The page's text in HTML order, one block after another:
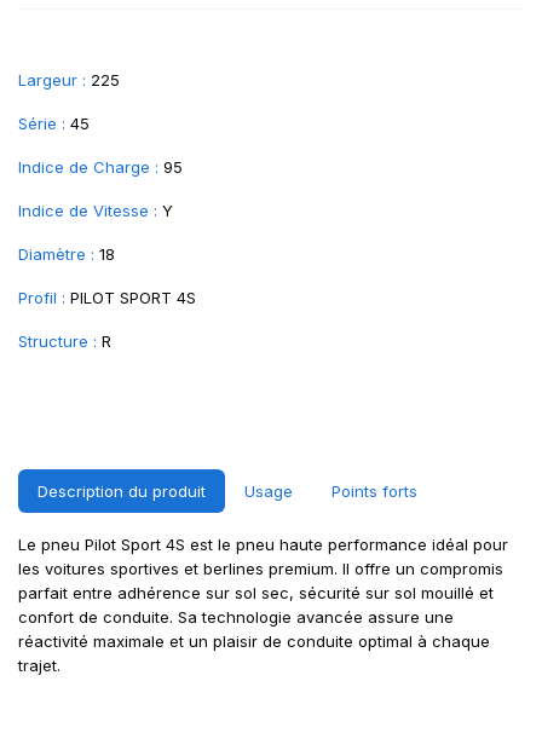
Largeur : 225
Série : 45
Indice de Charge : 95
Indice de Vitesse : Y
Diamètre : 18
Profil : PILOT SPORT 4S
Structure : R
Description du produit Usage Points forts
Le pneu Pilot Sport 4S est le pneu haute performance idéal pour
les voitures sportives et berlines premium. Il offre un compromis
parfait entre adhérence sur sol sec, sécurité sur sol mouillé et
confort de conduite. Sa technologie avancée assure une
réactivité maximale et un plaisir de conduite optimal à chaque
trajet.